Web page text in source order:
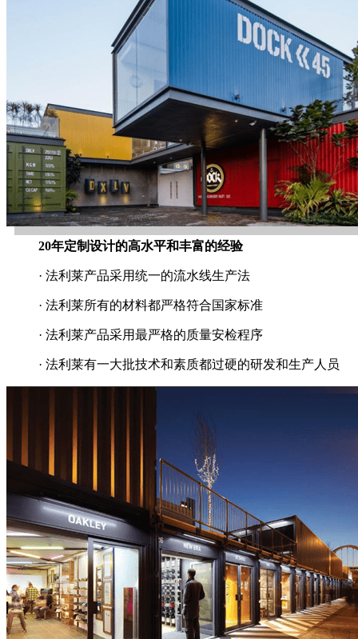
20年定制设计的高水平和丰富的经验
· 法利莱产品采用统一的流水线生产法
· 法利莱所有的材料都严格符合国家标准
· 法利莱产品采用最严格的质量安检程序
· 法利莱有一大批技术和素质都过硬的研发和生产人员